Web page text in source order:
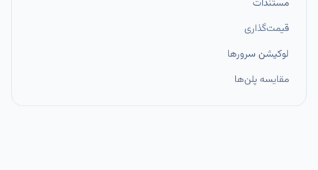
مستندات
قیمت‌گذاری
لوکیشن سرورها
مقایسه پلن‌ها